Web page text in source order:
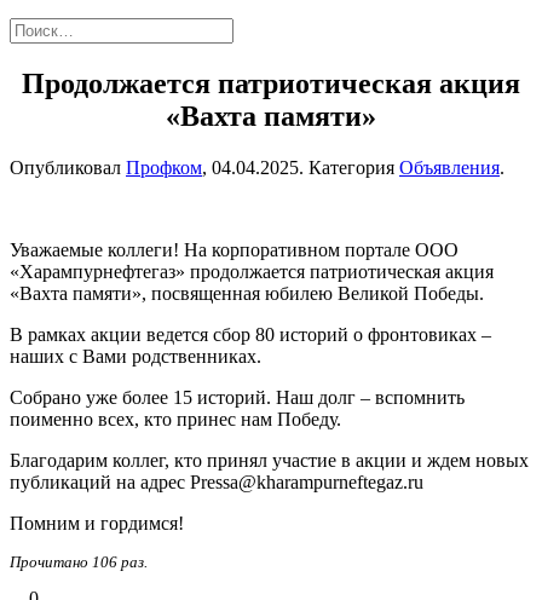
Продолжается патриотическая акция
«Вахта памяти»
Опубликовал Профком, 04.04.2025. Категория Объявления.
Уважаемые коллеги! На корпоративном портале ООО
«Харампурнефтегаз» продолжается патриотическая акция
«Вахта памяти», посвященная юбилею Великой Победы.
В рамках акции ведется сбор 80 историй о фронтовиках –
наших с Вами родственниках.
Собрано уже более 15 историй. Наш долг – вспомнить
поименно всех, кто принес нам Победу.
Благодарим коллег, кто принял участие в акции и ждем новых
публикаций на адрес Pressa@kharampurneftegaz.ru
Помним и гордимся!
Прочитано 106 раз.